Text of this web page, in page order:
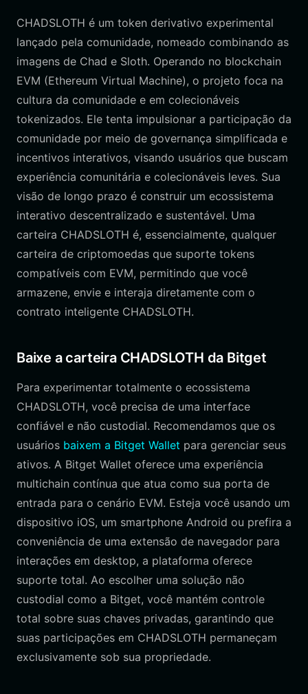
CHADSLOTH é um token derivativo experimental
lançado pela comunidade, nomeado combinando as
imagens de Chad e Sloth. Operando no blockchain
EVM (Ethereum Virtual Machine), o projeto foca na
cultura da comunidade e em colecionáveis
tokenizados. Ele tenta impulsionar a participação da
comunidade por meio de governança simplificada e
incentivos interativos, visando usuários que buscam
experiência comunitária e colecionáveis leves. Sua
visão de longo prazo é construir um ecossistema
interativo descentralizado e sustentável. Uma
carteira CHADSLOTH é, essencialmente, qualquer
carteira de criptomoedas que suporte tokens
compatíveis com EVM, permitindo que você
armazene, envie e interaja diretamente com o
contrato inteligente CHADSLOTH.
Baixe a carteira CHADSLOTH da Bitget
Para experimentar totalmente o ecossistema
CHADSLOTH, você precisa de uma interface
confiável e não custodial. Recomendamos que os
usuários baixem a Bitget Wallet para gerenciar seus
ativos. A Bitget Wallet oferece uma experiência
multichain contínua que atua como sua porta de
entrada para o cenário EVM. Esteja você usando um
dispositivo iOS, um smartphone Android ou prefira a
conveniência de uma extensão de navegador para
interações em desktop, a plataforma oferece
suporte total. Ao escolher uma solução não
custodial como a Bitget, você mantém controle
total sobre suas chaves privadas, garantindo que
suas participações em CHADSLOTH permaneçam
exclusivamente sob sua propriedade.